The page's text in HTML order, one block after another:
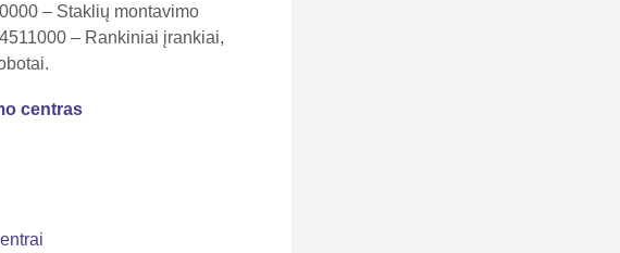
– Staklių montavimo
– Rankiniai įrankiai,
centras